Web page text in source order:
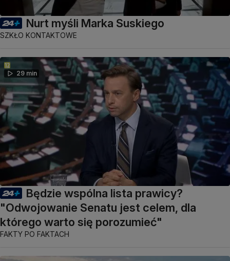
Nurt myśli Marka Suskiego
SZKŁO KONTAKTOWE
29 min
Będzie wspólna lista prawicy?
"Odwojowanie Senatu jest celem, dla
którego warto się porozumieć"
FAKTY PO FAKTACH